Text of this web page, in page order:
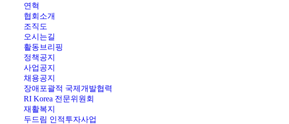
연혁
협회소개
조직도
오시는길
활동브리핑
정책공지
사업공지
채용공지
장애포괄적 국제개발협력
RI Korea 전문위원회
재활복지
두드림 인적투자사업